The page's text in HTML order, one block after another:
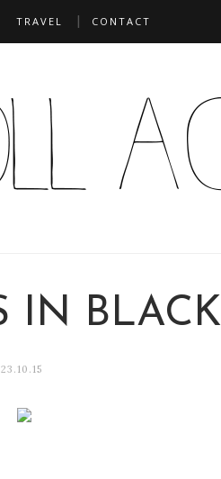
TRAVEL CONTACT
IN BLACK
23.10.15